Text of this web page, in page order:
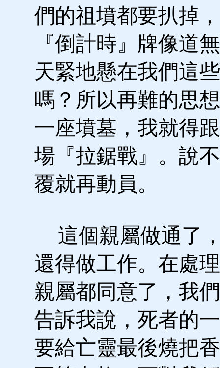
們的祖墳都要扒掉
『倒計時』牌像道
天緊地懸在我們這
嗎？所以再難的思
一座墳墓，我就得
場『拉鋸戰』。說
覆就再動員。
這個親屬做通了
還得做工作。在處
親屬都同意了，我
告訴我說，死者的
要給亡靈最後燒把